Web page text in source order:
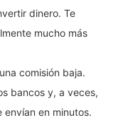
dinero. Te
mucho más
comisión baja.
bancos y, a veces,
envían en minutos.